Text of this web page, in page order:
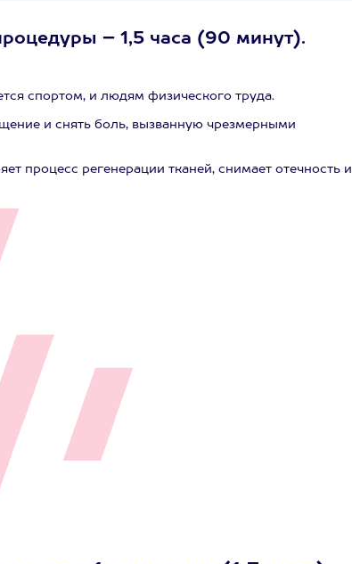
– 1,5 часа (90 минут).
спортом, и людям физического труда.
и снять боль, вызванную чрезмерными
процесс регенерации тканей, снимает отечность и